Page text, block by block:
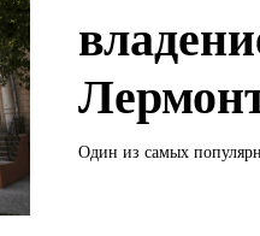
Один из самых